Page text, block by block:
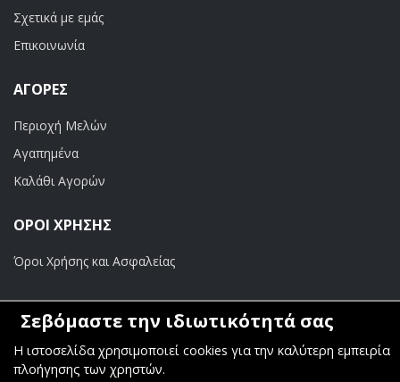
Σχετικά με εμάς
Επικοινωνία
ΑΓΟΡΈΣ
Περιοχή Μελών
Αγαπημένα
Καλάθι Αγορών
ΟΡΟΙ ΧΡΗΣΗΣ
Όροι Χρήσης και Ασφαλείας
ΠΛΗΡΩΜΕΣ
Τραπεζικοί Λογαριασμοί
Σεβόμαστε την ιδιωτικότητά σας
Η ιστοσελίδα χρησιμοποιεί cookies για την καλύτερη εμπειρία
πλοήγησης των χρηστών.